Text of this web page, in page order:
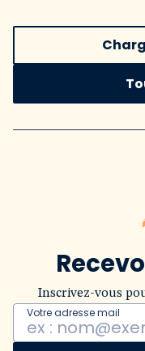
Inscrivez-vous
Votre adresse mail